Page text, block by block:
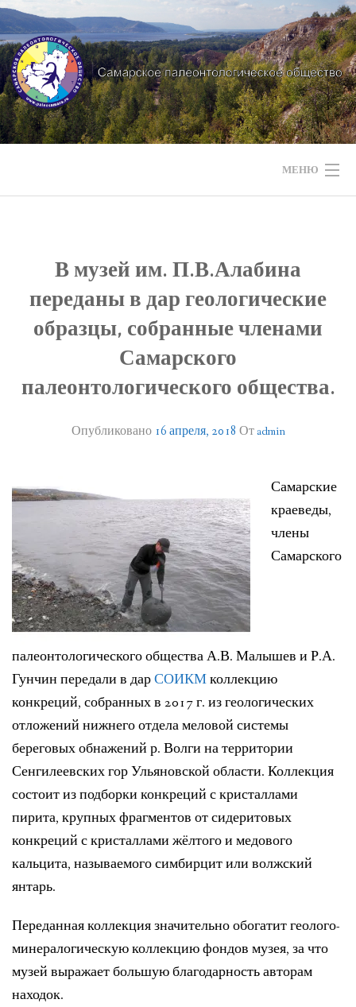
Перейти
содержимому
МЕНЮ
НАШИ МЕРОПРИЯТИЯ
НАШИ ЭКСПЕДИЦИИ
СТРАТИГРАФИЯ РЕГИОНА
НАШИ НАГРАДЫ
НАШИ НАХОДКИ
ПОЗДРАВЛЕНИЯ
КОНТАКТЫ
ДОКУМЕНТЫ
ВЕРСИЯ ДЛЯ СЛАБОВИДЯЩИХ
В музей им. П.В.Алабина
переданы в дар геологические
образцы, собранные членами
Самарского
палеонтологического общества.
Опубликовано 16 апреля, 2018 От admin
Самарские
краеведы,
члены
Самарского
палеонтологического общества А.В. Малышев и Р.А.
Гунчин передали в дарСОИКМколлекцию
конкреций, собранных в 2017 г. из геологических
отложений нижнего отдела меловой системы
береговых обнажений р. Волги на территории
Сенгилеевских гор Ульяновской области. Коллекция
состоит из подборки конкреций с кристаллами
пирита, крупных фрагментов от сидеритовых
конкреций с кристаллами жёлтого и медового
кальцита, называемого симбирцит или волжский
янтарь.
Переданная коллекция значительно обогатит геолого-
минералогическую коллекцию фондов музея, за что
музей выражает большую благодарность авторам
находок.